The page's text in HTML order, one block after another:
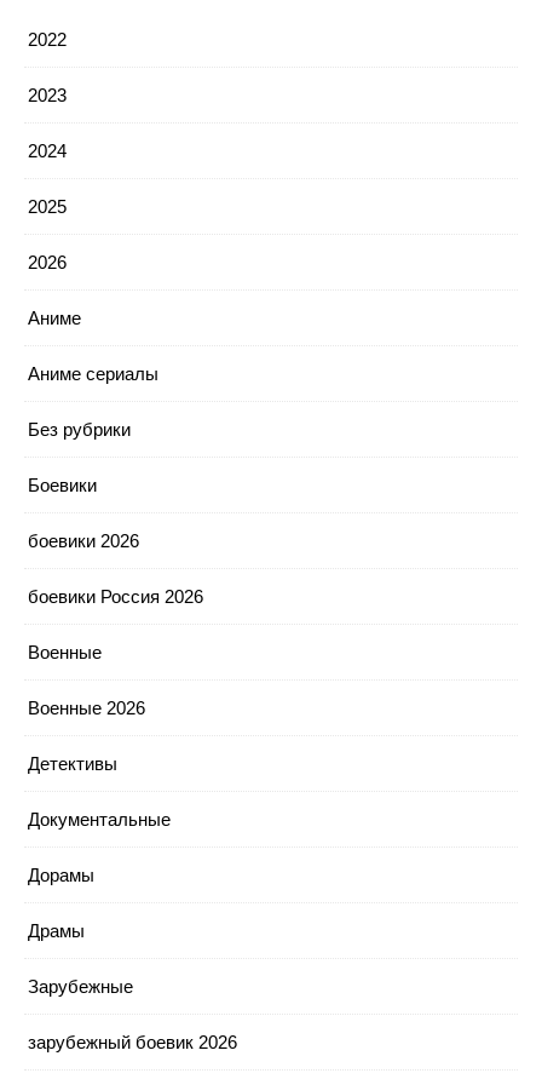
2022
2023
2024
2025
2026
Аниме
Аниме сериалы
Без рубрики
Боевики
боевики 2026
боевики Россия 2026
Военные
Военные 2026
Детективы
Документальные
Дорамы
Драмы
Зарубежные
зарубежный боевик 2026